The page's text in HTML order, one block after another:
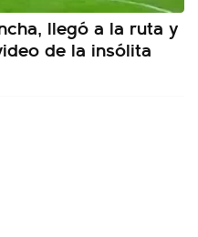
llegó a la ruta y
de la insólita